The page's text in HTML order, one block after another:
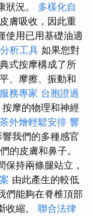
狀況。 多樣化自
膚吸收，因此重
使用已用基礎油適
析工具 如果您對
式按摩構成了所
、摩擦、振動和
務專家 台胞證過
按摩的物理和神經
外燴輕鬆安排 響
我們的多種感官
的皮膚和鼻子。
持兩條腿站立，
由此產生的較低
們能夠在脊椎頂部
收縮。 聯合法律